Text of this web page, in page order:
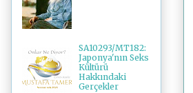
SA10293/MT182:
Japonya'nın Seks
Kültürü
Hakkındaki
Gerçekler